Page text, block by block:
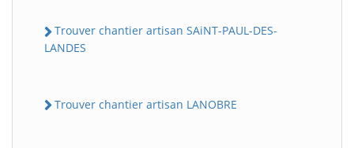
Trouver chantier artisan SAiNT-PAUL-DES-
LANDES
Trouver chantier artisan LANOBRE